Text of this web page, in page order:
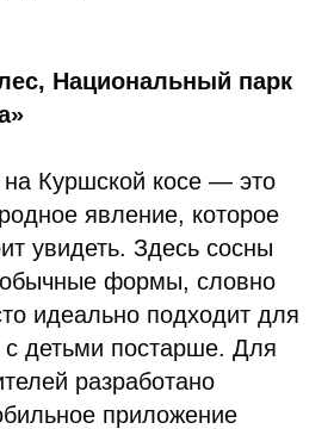
Национальный парк
Куршской косе — это
явление, которое
увидеть. Здесь сосны
формы, словно
идеально подходит для
с детьми постарше. Для
разработано
приложение